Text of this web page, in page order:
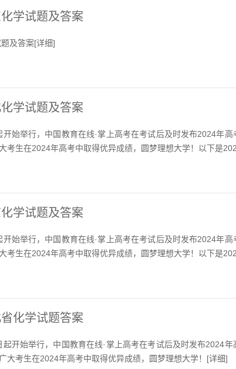
学试题及答案
及答案[详细]
学试题及答案
始举行，中国教育在线·掌上高考在考试后及时发布2024年
考生在2024年高考中取得优异成绩，圆梦理想大学！以下是
学试题及答案
始举行，中国教育在线·掌上高考在考试后及时发布2024年
考生在2024年高考中取得优异成绩，圆梦理想大学！以下是
化学试题答案
开始举行，中国教育在线·掌上高考在考试后及时发布2024
大考生在2024年高考中取得优异成绩，圆梦理想大学！[详细]